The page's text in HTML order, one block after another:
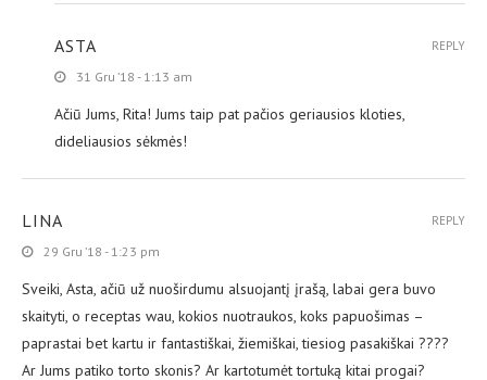
ASTA
31 Gru ’18 - 1:13 am
Ačiū Jums, Rita! Jums taip pat pačios geriausios kloties,
dideliausios sėkmės!
REPLY
LINA
29 Gru ’18 - 1:23 pm
Sveiki, Asta, ačiū už nuoširdumu alsuojantį įrašą, labai gera buvo
skaityti, o receptas wau, kokios nuotraukos, koks papuošimas –
paprastai bet kartu ir fantastiškai, žiemiškai, tiesiog pasakiškai ????
Ar Jums patiko torto skonis? Ar kartotumėt tortuką kitai progai?
REPLY